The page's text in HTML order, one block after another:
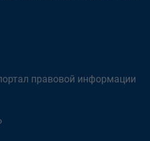
правовой информации